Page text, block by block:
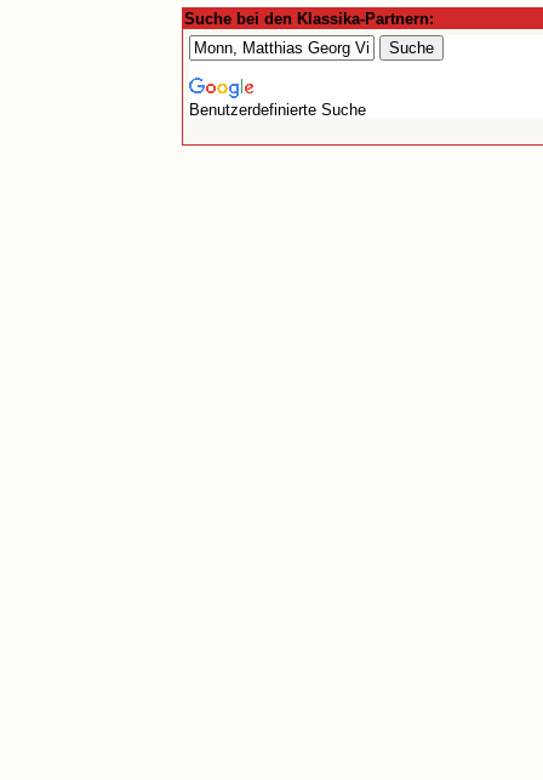
Suche bei den Klassika-Partnern:
Benutzerdefinierte Suche